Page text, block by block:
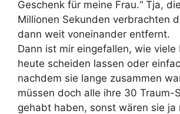
Geschenk für meine Frau.“ Tja,
Millionen Sekunden verbrachten
dann weit voneinander entfernt.
Dann ist mir eingefallen, wie viele
heute scheiden lassen oder
nachdem sie lange zusammen
müssen doch alle ihre 30 Traum-
gehabt haben, sonst wären sie ja